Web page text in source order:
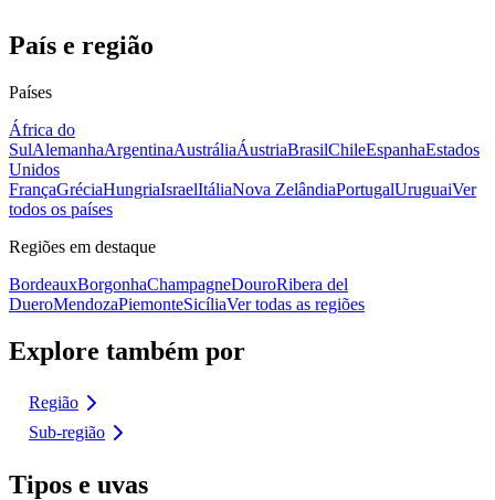
País e região
Países
África do
SulAlemanhaArgentinaAustráliaÁustriaBrasilChileEspanhaEstados
Unidos
FrançaGréciaHungriaIsraelItáliaNova ZelândiaPortugalUruguaiVer
todos os países
Regiões em destaque
BordeauxBorgonhaChampagneDouroRibera del
DueroMendozaPiemonteSicíliaVer todas as regiões
Explore também por
Região
Sub-região
Tipos e uvas